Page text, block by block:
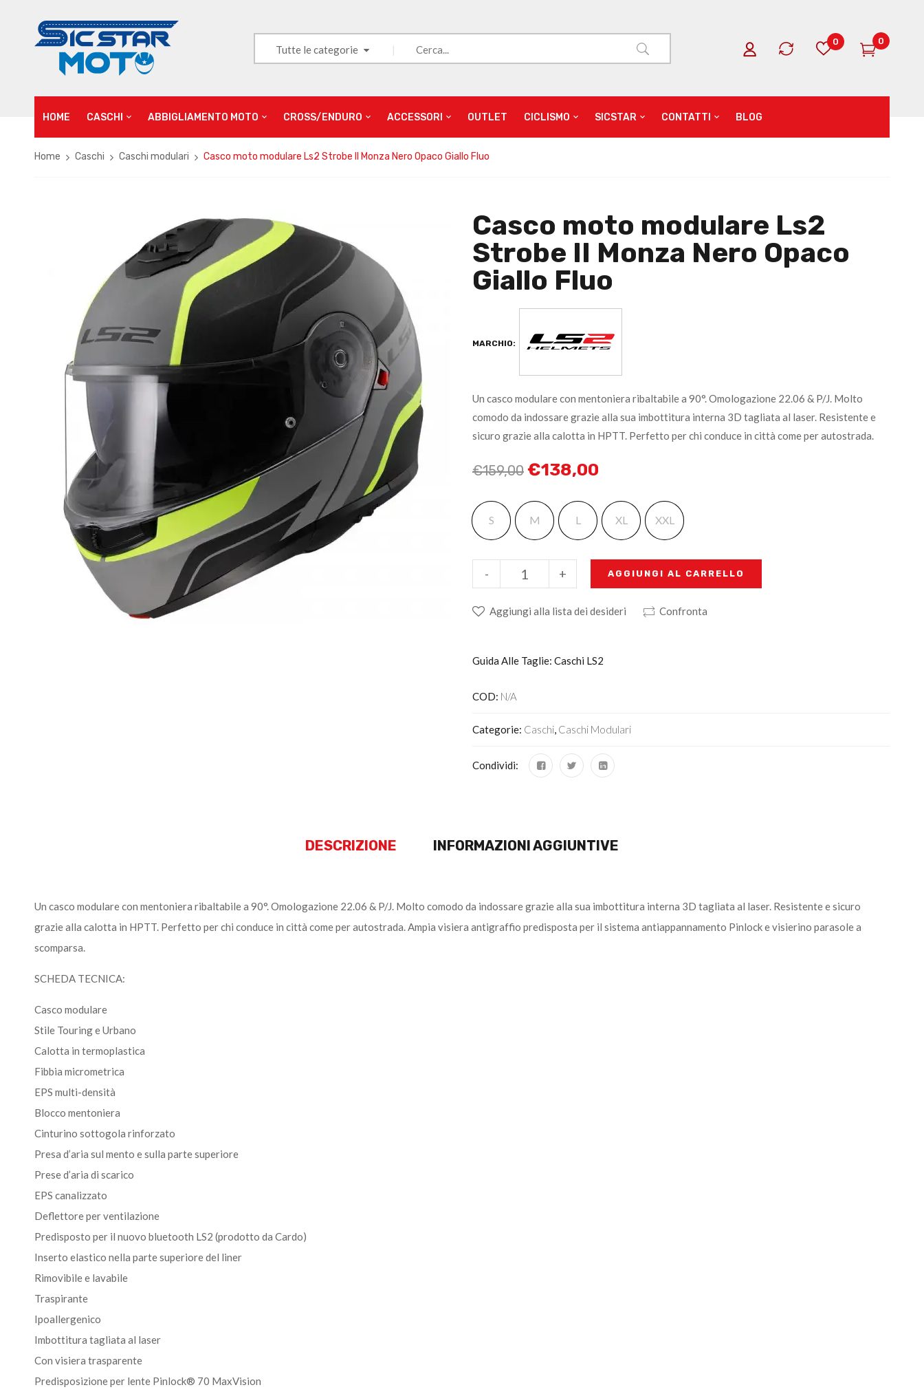
Tutte le categorie
0 0
HOME CASCHI ABBIGLIAMENTO MOTO CROSS/ENDURO ACCESSORI OUTLET CICLISMO SICSTAR CONTATTI BLOG
Home Caschi Caschi modulari Casco moto modulare Ls2 Strobe II Monza Nero Opaco Giallo Fluo
Casco moto modulare Ls2
Strobe II Monza Nero Opaco
Giallo Fluo
MARCHIO:
Un casco modulare con mentoniera ribaltabile a 90°. Omologazione 22.06 & P/J. Molto
comodo da indossare grazie alla sua imbottitura interna 3D tagliata al laser. Resistente e
sicuro grazie alla calotta in HPTT. Perfetto per chi conduce in città come per autostrada.
€159,00 €138,00
S M L XL XXL
+
- AGGIUNGI AL CARRELLO
Aggiungi alla lista dei desideri Confronta
Guida Alle Taglie: Caschi LS2
COD: N/A
Categorie: Caschi Caschi Modulari
Condividi:
DESCRIZIONE INFORMAZIONI AGGIUNTIVE
Un casco modulare con mentoniera ribaltabile a 90°. Omologazione 22.06 & P/J. Molto comodo da indossare grazie alla sua imbottitura interna 3D tagliata al laser. Resistente e sicuro
grazie alla calotta in HPTT. Perfetto per chi conduce in città come per autostrada. Ampia visiera antigraffio predisposta per il sistema antiappannamento Pinlock e visierino parasole a
scomparsa.
SCHEDA TECNICA:
Casco modulare
Stile Touring e Urbano
Calotta in termoplastica
Fibbia micrometrica
EPS multi-densità
Blocco mentoniera
Cinturino sottogola rinforzato
Presa d’aria sul mento e sulla parte superiore
Prese d’aria di scarico
EPS canalizzato
Deflettore per ventilazione
Predisposto per il nuovo bluetooth LS2 (prodotto da Cardo)
Inserto elastico nella parte superiore del liner
Rimovibile e lavabile
Traspirante
Ipoallergenico
Imbottitura tagliata al laser
Con visiera trasparente
Predisposizione per lente Pinlock® 70 MaxVision